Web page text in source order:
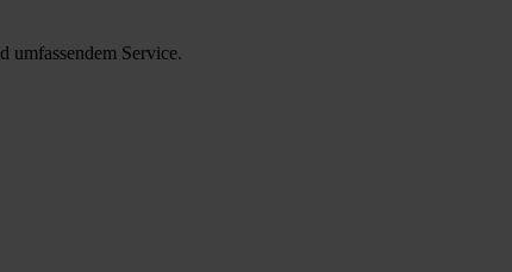
umfassendem Service.